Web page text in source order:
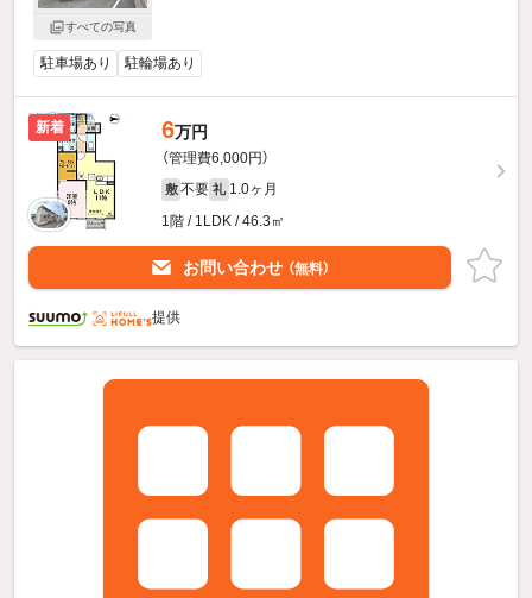
すべての写真
駐車場あり 駐輪場あり
新着 6万円
（管理費6,000円）
敷 不要 礼 1.0ヶ月
1階 / 1LDK / 46.3㎡
お問い合わせ （無料）
提供